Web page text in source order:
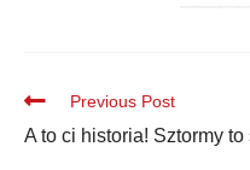
Previous Post
A to ci historia! Sztormy